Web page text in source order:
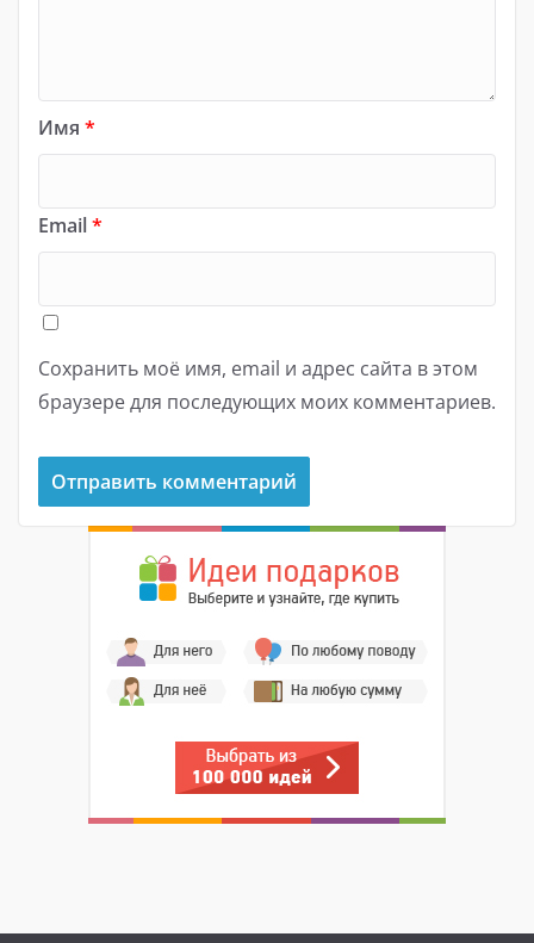
Имя *
Email*
Сохранить моё имя, email и адрес сайта в этом
браузере для последующих моих комментариев.